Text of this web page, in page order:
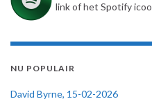
link of het Spotify
NU POPULAIR
David Byrne, 15-02-2026